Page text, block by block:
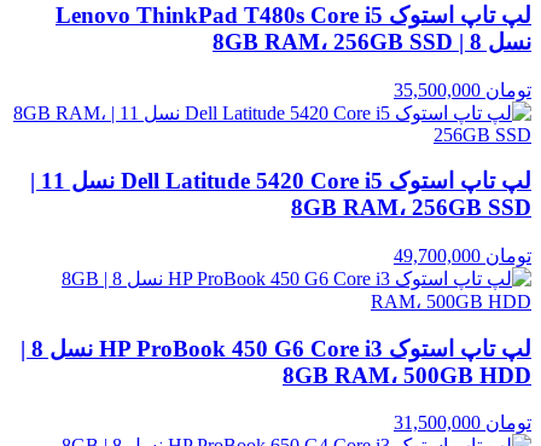
لپ تاپ استوک Lenovo ThinkPad T480s Core i5
نسل 8 | 8GB RAM، 256GB SSD
تومان
لپ تاپ استوک Dell Latitude 5420 Core i5 نسل 11 |
8GB RAM، 256GB SSD
تومان
لپ تاپ استوک HP ProBook 450 G6 Core i3 نسل 8 |
8GB RAM، 500GB HDD
تومان